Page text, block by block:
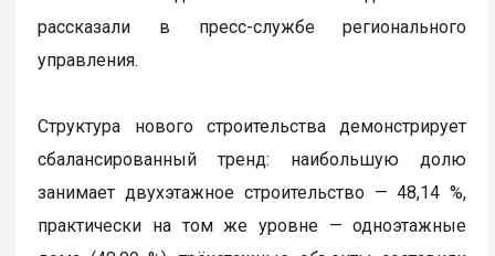
рассказали в пресс-службе регионального
управления.
Структура нового строительства демонстрирует
сбалансированный тренд: наибольшую долю
занимает двухэтажное строительство — 48,14 %,
практически на том же уровне — одноэтажные